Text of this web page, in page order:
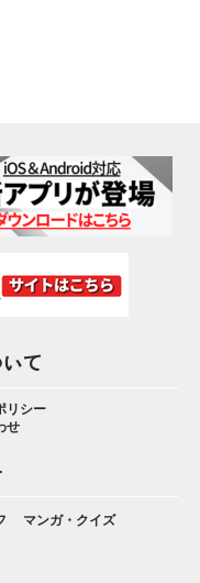
て
リシー
せ
マンガ・クイズ